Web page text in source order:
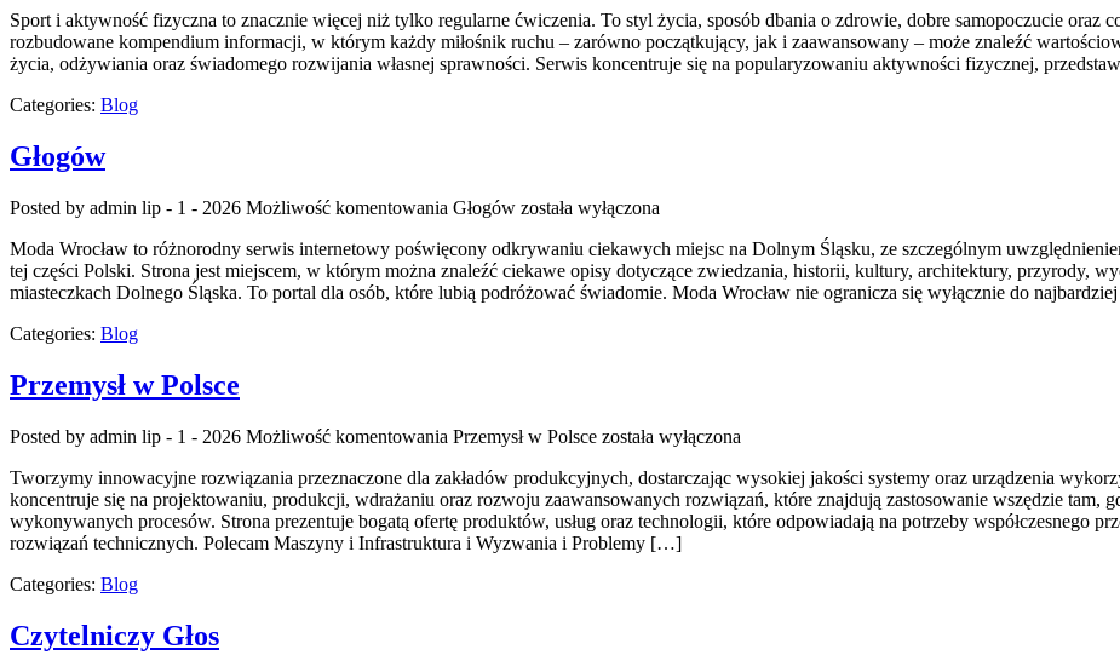
Sport i aktywność fizyczna to znacznie więcej niż tylko regularne ćwiczenia. To styl życia, sposób dbania o zdrowie, dobre samopoczucie oraz
rozbudowane kompendium informacji, w którym każdy miłośnik ruchu – zarówno początkujący, jak i zaawansowany – może znaleźć
życia, odżywiania oraz świadomego rozwijania własnej sprawności. Serwis koncentruje się na popularyzowaniu aktywności fizycznej,
Categories: Blog
Głogów
Posted by admin lip - 1 - 2026 Możliwość komentowania Głogów została wyłączona
Moda Wrocław to różnorodny serwis internetowy poświęcony odkrywaniu ciekawych miejsc na Dolnym Śląsku, ze szczególnym
tej części Polski. Strona jest miejscem, w którym można znaleźć ciekawe opisy dotyczące zwiedzania, historii, kultury, architektury, przyrody,
miasteczkach Dolnego Śląska. To portal dla osób, które lubią podróżować świadomie. Moda Wrocław nie ogranicza się wyłącznie do
Categories: Blog
Przemysł w Polsce
Posted by admin lip - 1 - 2026 Możliwość komentowania Przemysł w Polsce została wyłączona
Tworzymy innowacyjne rozwiązania przeznaczone dla zakładów produkcyjnych, dostarczając wysokiej jakości systemy oraz urządzenia
koncentruje się na projektowaniu, produkcji, wdrażaniu oraz rozwoju zaawansowanych rozwiązań, które znajdują zastosowanie wszędzie tam,
wykonywanych procesów. Strona prezentuje bogatą ofertę produktów, usług oraz technologii, które odpowiadają na potrzeby współczesnego
rozwiązań technicznych. Polecam Maszyny i Infrastruktura i Wyzwania i Problemy […]
Categories: Blog
Czytelniczy Głos